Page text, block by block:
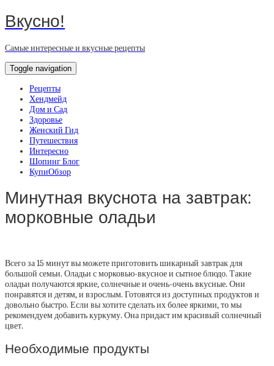
Вкусно!
Самые интересные и вкусные рецепты
Toggle navigation
Рецепты
Хендмейд
Дом и Сад
Здоровье
Женский Гид
Путешествия
Интересно
Шопинг Блог
КупиОбзор
Минутная вкуснота на завтрак:
морковные оладьи
Всего за 15 минут вы можете приготовить шикарный завтрак для
большой семьи. Оладьи с морковью-вкусное и сытное блюдо. Такие
оладьи получаются яркие, солнечные и очень-очень вкусные. Они
понравятся и детям, и взрослым. Готовятся из доступных продуктов и
довольно быстро. Если вы хотите сделать их более яркими, то мы
рекомендуем добавить куркуму. Она придаст им красивый солнечный
цвет.
Необходимые продукты